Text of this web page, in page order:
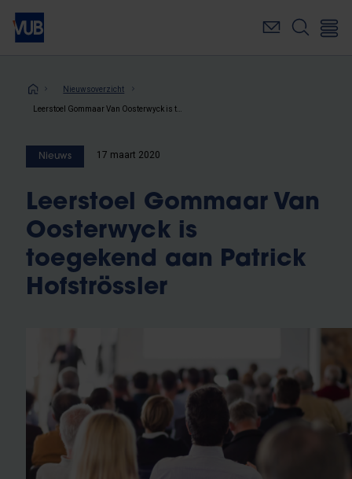
Overslaan
naar
inhoudKruimelpad
Nieuwsoverzicht
Nieuws 17 maart 2020
Leerstoel Gommaar Van
Oosterwyck is
toegekend aan Patrick
Hofströssler